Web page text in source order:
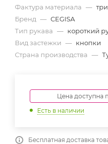
Фактура материала —
Бренд — CEGISA
Тип рукава — короткий
Вид застежки — кнопки
Страна производства —
Цена доступна
Есть в наличии
Бесплатная доставка